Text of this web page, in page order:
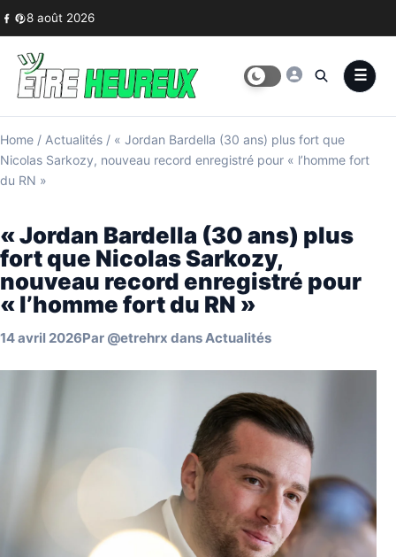
Skip to content
8 août 2026
Home / Actualités / « Jordan Bardella (30 ans) plus fort que
Nicolas Sarkozy, nouveau record enregistré pour « l’homme fort
du RN »
« Jordan Bardella (30 ans) plus
fort que Nicolas Sarkozy,
nouveau record enregistré pour
« l’homme fort du RN »
14 avril 2026Par @etrehrx dansActualités